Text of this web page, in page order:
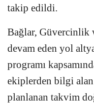
takip edildi.
Bağlar, Güvercinlik
devam eden yol
programı
ekiplerden bilgi alan
planlanan takvim